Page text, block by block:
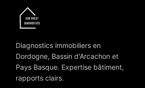
Diagnostics immobiliers en
Dordogne, Bassin d'Arcachon et
Pays Basque. Expertise bâtiment,
rapports clairs.